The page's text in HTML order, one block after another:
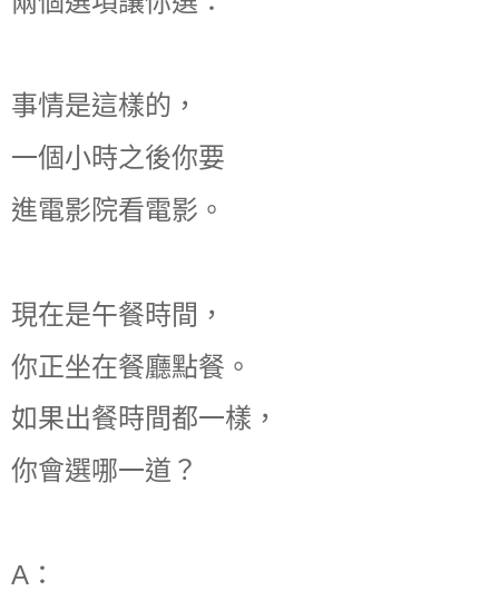
事情是這樣的，
一個小時之後你要
進電影院看電影。
現在是午餐時間，
你正坐在餐廳點餐。
如果出餐時間都一樣，
你會選哪一道？
A：